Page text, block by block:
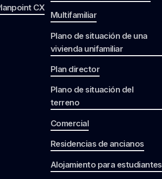
CX
Multifamiliar
Plano de situación de una
vivienda unifamiliar
Plan director
Plano de situación del
terreno
Comercial
Residencias de ancianos
Alojamiento para estudiantes